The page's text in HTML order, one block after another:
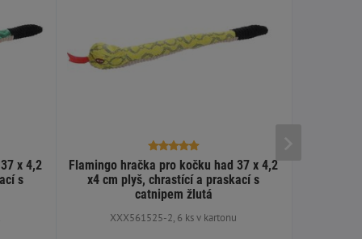
x 4,2
s
Flamingo hračka pro kočku had 37 x 4,2
x4 cm plyš, chrastící a praskací s
catnipem žlutá
XXX561525-2, 6 ks v kartonu